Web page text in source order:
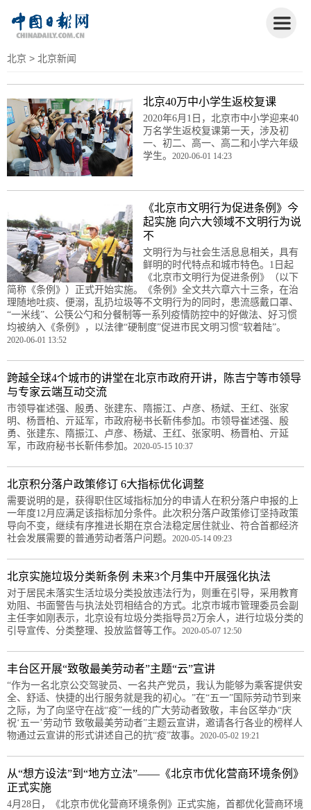
北京 > 北京新闻
北京40万中小学生返校复课
2020年6月1日，北京市中小学迎来40
万名学生返校复课第一天，涉及初
一、初二、高一、高二和小学六年级
学生。 2020-06-01 14:23
《北京市文明行为促进条例》今
起实施 向六大领域不文明行为说
不
文明行为与社会生活息息相关，具有
鲜明的时代特点和城市特色。1日起
《北京市文明行为促进条例》（以下
简称《条例》）正式开始实施。《条例》全文共六章六十三条，在治
理随地吐痰、便溺，乱扔垃圾等不文明行为的同时，患流感戴口罩、
“一米线”、公筷公勺和分餐制等一系列疫情防控中的好做法、好习惯
均被纳入《条例》，以法律“硬制度”促进市民文明习惯“软着陆”。
2020-06-01 13:52
跨越全球4个城市的讲堂在北京市政府开讲，陈吉宁等市领导
与专家云端互动交流
市领导崔述强、殷勇、张建东、隋振江、卢彦、杨斌、王红、张家
明、杨晋柏、亓延军，市政府秘书长靳伟参加。市领导崔述强、殷
勇、张建东、隋振江、卢彦、杨斌、王红、张家明、杨晋柏、亓延
军，市政府秘书长靳伟参加。 2020-05-15 10:37
北京积分落户政策修订 6大指标优化调整
需要说明的是，获得职住区域指标加分的申请人在积分落户申报的上
一年度12月应满足该指标加分条件。此次积分落户政策修订坚持政策
导向不变，继续有序推进长期在京合法稳定居住就业、符合首都经济
社会发展需要的普通劳动者落户问题。 2020-05-14 09:23
北京实施垃圾分类新条例 未来3个月集中开展强化执法
对于居民未落实生活垃圾分类投放违法行为，则重在引导，采用教育
劝阻、书面警告与执法处罚相结合的方式。北京市城市管理委员会副
主任李如刚表示，北京设有垃圾分类指导员2万余人，进行垃圾分类的
引导宣传、分类整理、投放监督等工作。 2020-05-07 12:50
丰台区开展“致敬最美劳动者”主题“云”宣讲
“作为一名北京公交驾驶员、一名共产党员，我认为能够为乘客提供安
全、舒适、快捷的出行服务就是我的初心。”在“五一”国际劳动节到来
之际，为了向坚守在战“疫”一线的广大劳动者致敬，丰台区举办“庆
祝‘五一’劳动节 致敬最美劳动者”主题云宣讲，邀请各行各业的榜样人
物通过云宣讲的形式讲述自己的抗“疫”故事。 2020-05-02 19:21
从“想方设法”到“地方立法”——《北京市优化营商环境条例》
正式实施
4月28日，《北京市优化营商环境条例》正式实施，首都优化营商环境